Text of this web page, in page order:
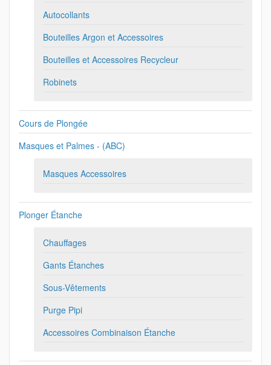
Autocollants
Bouteilles Argon et Accessoires
Bouteilles et Accessoires Recycleur
Robinets
Cours de Plongée
Masques et Palmes - (ABC)
Masques Accessoires
Plonger Étanche
Chauffages
Gants Étanches
Sous-Vêtements
Purge Pipi
Accessoires Combinaison Étanche